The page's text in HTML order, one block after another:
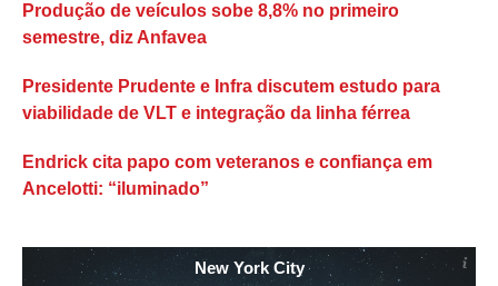
Produção de veículos sobe 8,8% no primeiro
semestre, diz Anfavea
Presidente Prudente e Infra discutem estudo para
viabilidade de VLT e integração da linha férrea
Endrick cita papo com veteranos e confiança em
Ancelotti: “iluminado”
New York City